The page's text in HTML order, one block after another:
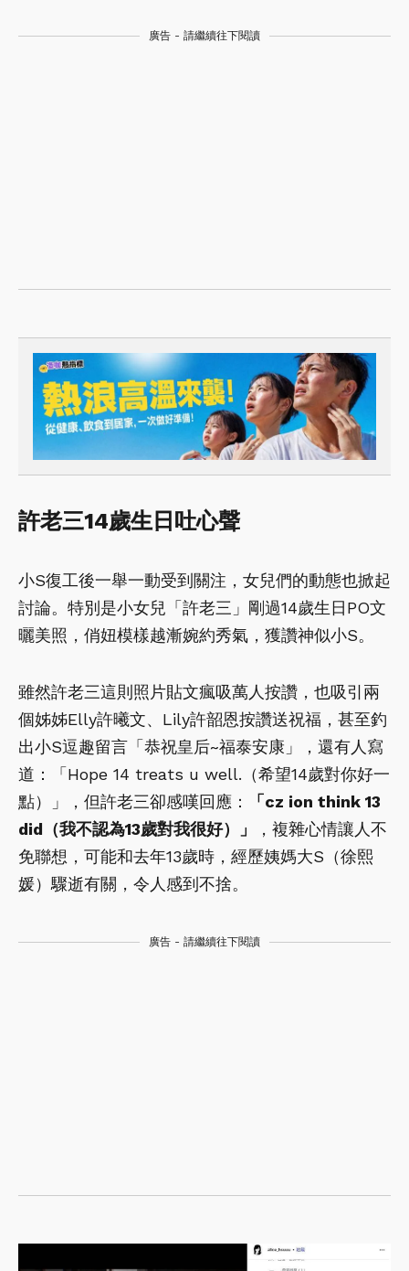
廣告 - 請繼續往下閱讀
許老三14歲生日吐心聲
小S復工後一舉一動受到關注，女兒們的動態也掀起
討論。特別是小女兒「許老三」剛過14歲生日PO文
曬美照，俏妞模樣越漸婉約秀氣，獲讚神似小S。
雖然許老三這則照片貼文瘋吸萬人按讚，也吸引兩
個姊姊Elly許曦文、Lily許韶恩按讚送祝福，甚至釣
出小S逗趣留言「恭祝皇后~福泰安康」，還有人寫
道：「Hope 14 treats u well.（希望14歲對你好一
點）」，但許老三卻感嘆回應：
「cz ion think 13
did（我不認為13歲對我很好）」
，複雜心情讓人不
免聯想，可能和去年13歲時，經歷姨媽大S（徐熙
媛）驟逝有關，令人感到不捨。
廣告 - 請繼續往下閱讀